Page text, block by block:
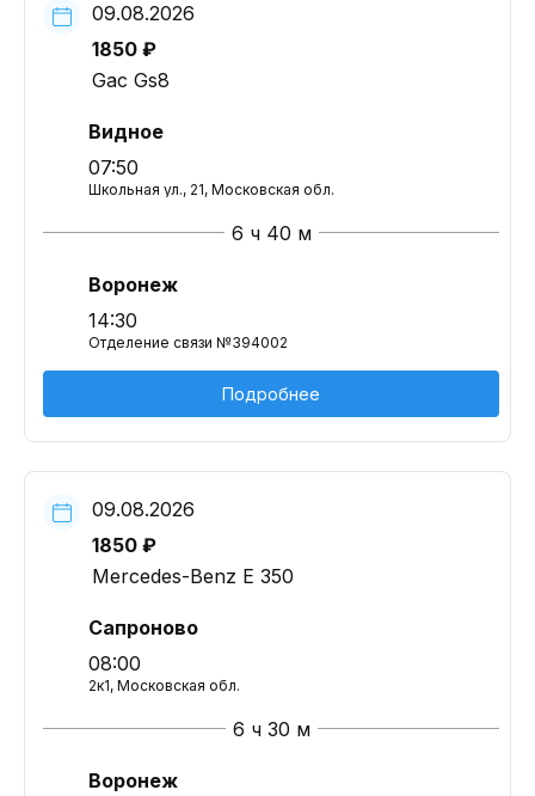
09.08.2026
1850 ₽
Gac Gs8
Видное
07:50
Школьная ул., 21, Московская обл.
6 ч 40 м
Воронеж
14:30
Отделение связи №394002
Подробнее
09.08.2026
1850 ₽
Mercedes-Benz E 350
Сапроново
08:00
2к1, Московская обл.
6 ч 30 м
Воронеж